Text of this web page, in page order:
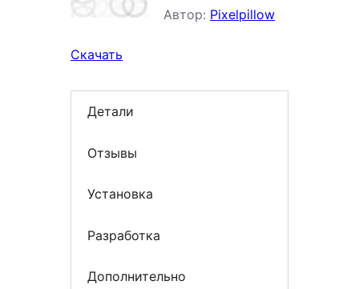
Автор: Pixelpillow
Скачать
Детали
Отзывы
Установка
Разработка
Дополнительно